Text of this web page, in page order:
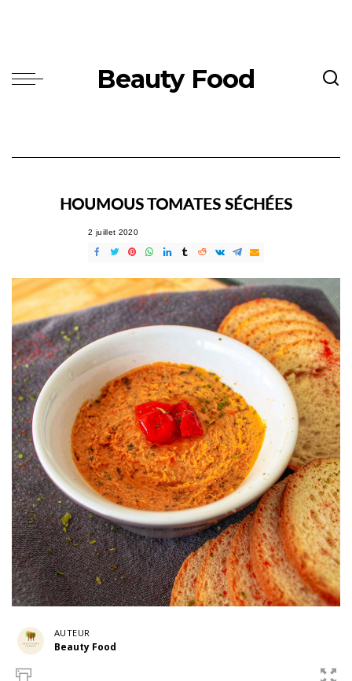
Beauty Food
HOUMOUS TOMATES SÉCHÉES
2 juillet 2020
AUTEUR
Beauty Food